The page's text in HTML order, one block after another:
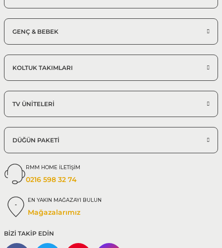
GENÇ & BEBEK
KOLTUK TAKIMLARI
TV ÜNİTELERİ
DÜĞÜN PAKETİ
RMM HOME İLETİŞİM
0216 598 32 74
EN YAKIN MAĞAZAYI BULUN
Mağazalarımız
BİZİ TAKİP EDİN